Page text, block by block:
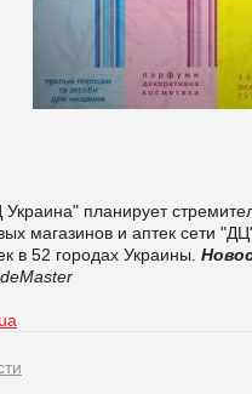
планирует
магазинов и аптек сети
в 52 городах Украины.